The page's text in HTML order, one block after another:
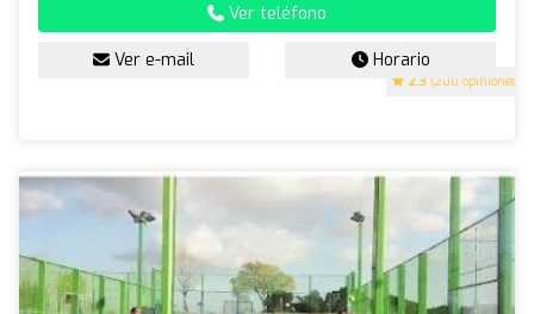
2.3 (200 opiniones)
Ver teléfono
Ver e-mail Horario